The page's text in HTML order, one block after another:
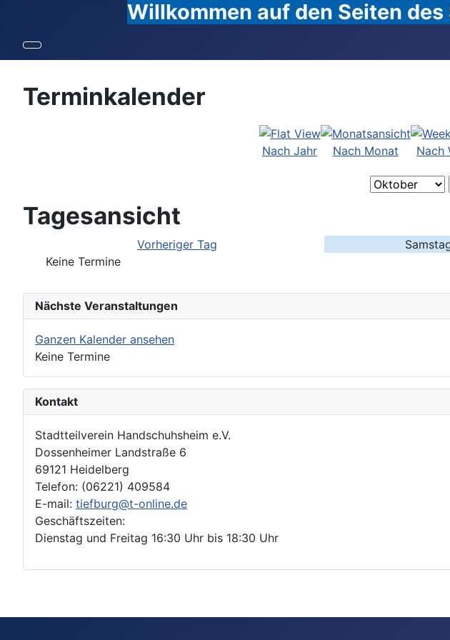
Willkommen auf den Seiten
Terminkalender
Nach Jahr Nach Monat Nach
Tagesansicht
Vorheriger Tag
Keine Termine
Nächste Veranstaltungen
Ganzen Kalender ansehen
Keine Termine
Kontakt
Stadtteilverein Handschuhsheim e.V.
Dossenheimer Landstraße 6
69121 Heidelberg
Telefon: (06221) 409584
E-mail: tiefburg@t-online.de
Geschäftszeiten:
Dienstag und Freitag 16:30 Uhr bis 18:30 Uhr